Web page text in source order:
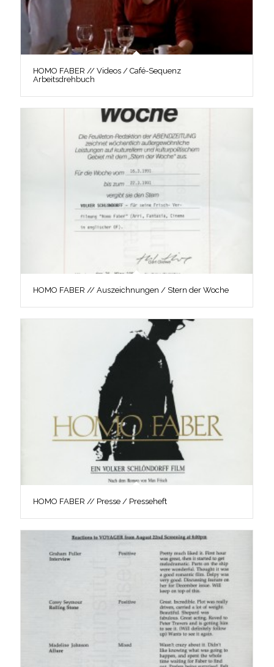
HOMO FABER // Videos / Café-Sequenz
Arbeitsdrehbuch
HOMO FABER // Auszeichnungen / Stern der Woche
HOMO FABER // Presse / Presseheft